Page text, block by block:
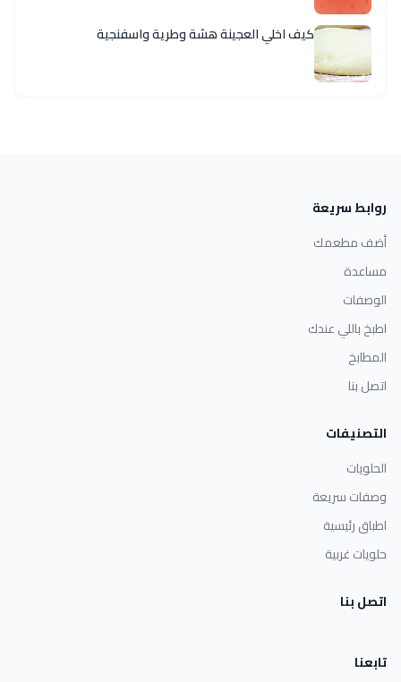
كيف اخلي العجينة هشة وطرية واسفنجية
روابط سريعة
أضف مطعمك
مساعدة
الوصفات
اطبخ باللي عندك
المطابخ
اتصل بنا
التصنيفات
الحلويات
وصفات سريعة
اطباق رئيسية
حلويات غربية
اتصل بنا
تابعنا